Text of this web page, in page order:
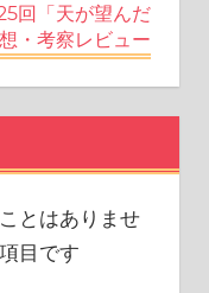
回「天が望んだ
・考察レビュー
とはありませ
目です